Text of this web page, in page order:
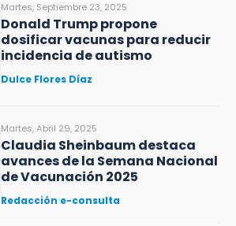
Martes, Septiembre 23, 2025
Donald Trump propone
dosificar vacunas para reducir
incidencia de autismo
Dulce Flores Díaz
Martes, Abril 29, 2025
Claudia Sheinbaum destaca
avances de la Semana Nacional
de Vacunación 2025
Redacción e-consulta